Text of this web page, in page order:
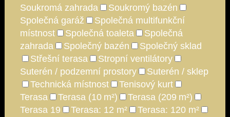
Soukromá zahrada
Soukromý bazén
Společná garáž
Společná multifunkční
místnost
Společná toaleta
Společná
zahrada
Společný bazén
Společný sklad
Střešní terasa
Stropní ventilátory
Suterén / podzemní prostory
Suterén / sklep
Technická místnost
Tenisový kurt
Terasa
Terasa (10 m²)
Terasa (209 m²)
Terasa 19
Terasa: 12 m²
Terasa: 120 m²